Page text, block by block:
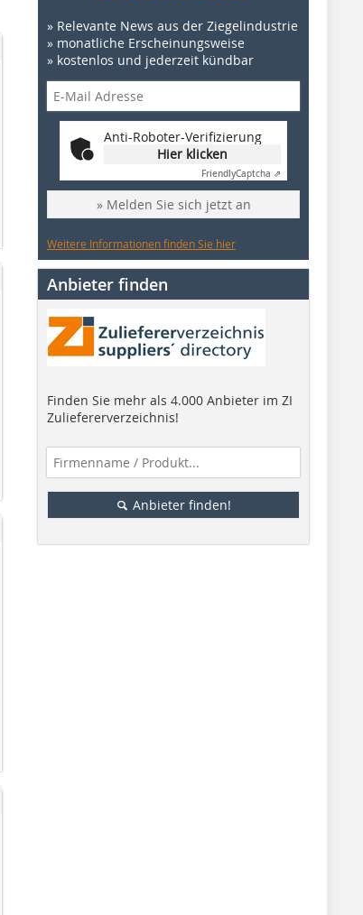
» Relevante News aus der Ziegelindustrie
» monatliche Erscheinungsweise
» kostenlos und jederzeit kündbar
Anti-Roboter-Verifizierung
Hier klicken
FriendlyCaptcha ⇗
» Melden Sie sich jetzt an
Weitere Informationen finden Sie hier
Anbieter finden
Finden Sie mehr als 4.000 Anbieter im ZI
Zuliefererverzeichnis!
Anbieter finden!